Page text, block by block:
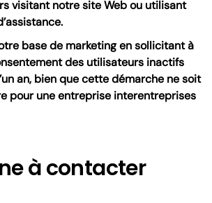
visitant notre site Web ou utilisant
base de marketing en sollicitant à
des utilisateurs inactifs
an, bien que cette démarche ne soit
pour une entreprise interentreprises
à contacter